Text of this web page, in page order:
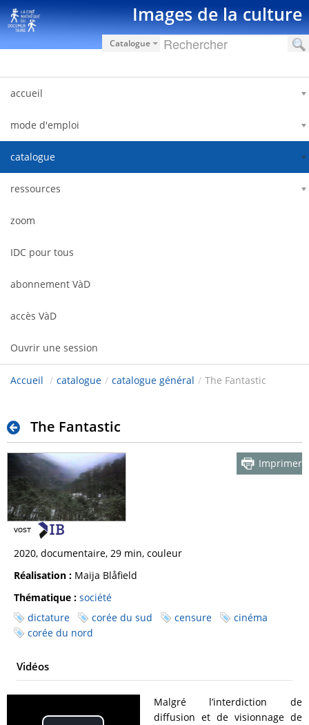
Saut au contenu Images de la culture
Catalogue
accueil
mode d'emploi
catalogue
ressources
zoom
IDC pour tous
abonnement VàD
accès VàD
Ouvrir une session
Accueil / catalogue / catalogue général / The Fantastic
The Fantastic
Imprimer
2020, documentaire, 29 min, couleur
Réalisation : Maija Blåfield
Thématique : société
dictature
corée du sud censure
cinéma
corée du nord
Vidéos
Malgré l’interdiction de
diffusion et de visionnage de